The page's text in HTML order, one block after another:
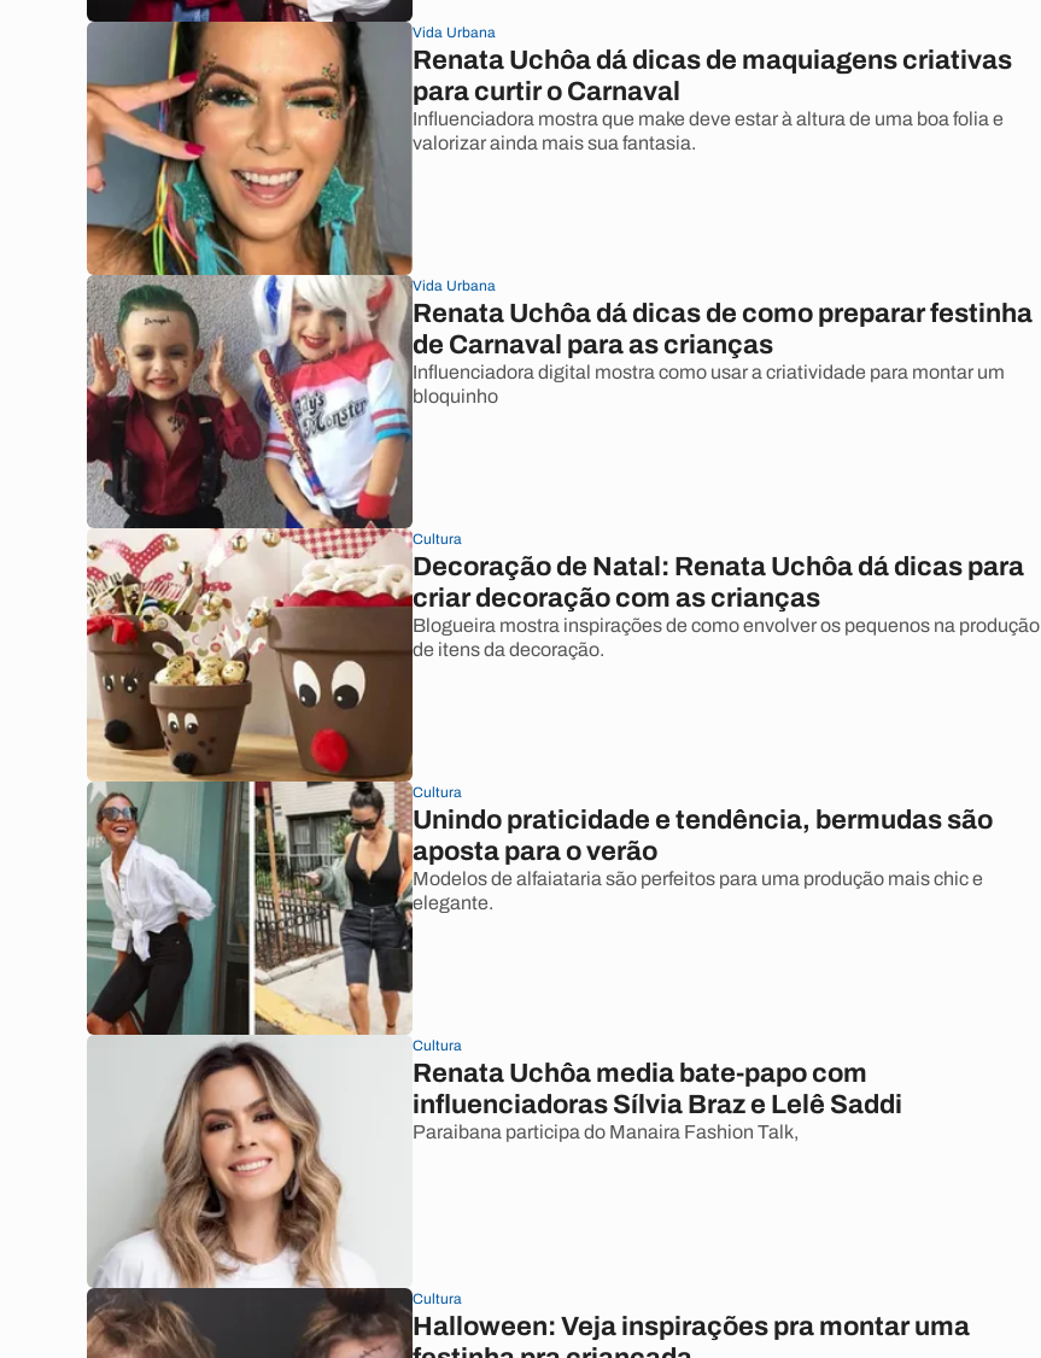
Vida Urbana
Renata Uchôa dá dicas de maquiagens criativas
para curtir o Carnaval
Influenciadora mostra que make deve estar à altura de uma boa folia e
valorizar ainda mais sua fantasia.
Vida Urbana
Renata Uchôa dá dicas de como preparar festinha
de Carnaval para as crianças
Influenciadora digital mostra como usar a criatividade para montar um
bloquinho
Cultura
Decoração de Natal: Renata Uchôa dá dicas para
criar decoração com as crianças
Blogueira mostra inspirações de como envolver os pequenos na produção
de itens da decoração.
Cultura
Unindo praticidade e tendência, bermudas são
aposta para o verão
Modelos de alfaiataria são perfeitos para uma produção mais chic e
elegante.
Cultura
Renata Uchôa media bate-papo com
influenciadoras Sílvia Braz e Lelê Saddi
Paraibana participa do Manaira Fashion Talk,
Cultura
Halloween: Veja inspirações pra montar uma